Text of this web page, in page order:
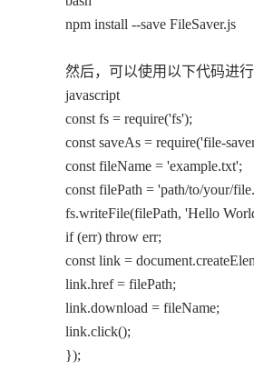
npm install --save FileSaver.js
然后，可以使用以下代码进行
javascript
const fs = require('fs');
const saveAs = require('file-
const fileName = 'example.txt';
const filePath = 'path/to/your/
fs.writeFile(filePath, 'Hello
if (err) throw err;
const link =
link.href = filePath;
link.download = fileName;
link.click();
});